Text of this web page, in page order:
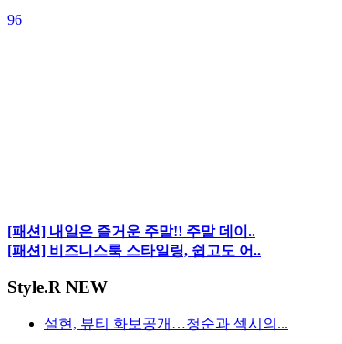
96
[패션] 내일은 즐거운 주말!! 주말 데이..
[패션] 비즈니스룩 스타일링, 쉽고도 어..
Style.R NEW
설현, 뷰티 화보공개…청순과 섹시의...